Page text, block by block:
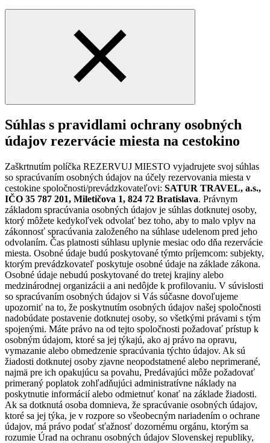
Súhlas s pravidlami ochrany osobných
údajov rezervácie miesta na cestokino
Zaškrtnutím políčka REZERVUJ MIESTO vyjadrujete svoj súhlas
so spracúvaním osobných údajov na účely rezervovania miesta v
cestokine spoločnosti/prevádzkovateľovi: SATUR TRAVEL, a.s.,
IČO 35 787 201, Miletičova 1, 824 72 Bratislava. Právnym
základom spracúvania osobných údajov je súhlas dotknutej osoby,
ktorý môžete kedykoľvek odvolať bez toho, aby to malo vplyv na
zákonnosť spracúvania založeného na súhlase udelenom pred jeho
odvolaním. Čas platnosti súhlasu uplynie mesiac odo dňa rezervácie
miesta. Osobné údaje budú poskytované týmto príjemcom: subjekty,
ktorým prevádzkovateľ poskytuje osobné údaje na základe zákona.
Osobné údaje nebudú poskytované do tretej krajiny alebo
medzinárodnej organizácii a ani nedôjde k profilovaniu. V súvislosti
so spracúvaním osobných údajov si Vás súčasne dovoľujeme
upozorniť na to, že poskytnutím osobných údajov našej spoločnosti
nadobúdate postavenie dotknutej osoby, so všetkými právami s tým
spojenými. Máte právo na od tejto spoločnosti požadovať prístup k
osobným údajom, ktoré sa jej týkajú, ako aj právo na opravu,
vymazanie alebo obmedzenie spracúvania týchto údajov. Ak sú
žiadosti dotknutej osoby zjavne neopodstatnené alebo neprimerané,
najmä pre ich opakujúcu sa povahu, Predávajúci môže požadovať
primeraný poplatok zohľadňujúci administratívne náklady na
poskytnutie informácií alebo odmietnuť konať na základe žiadosti.
Ak sa dotknutá osoba domnieva, že spracúvanie osobných údajov,
ktoré sa jej týka, je v rozpore so všeobecným nariadením o ochrane
údajov, má právo podať sťažnosť dozornému orgánu, ktorým sa
rozumie Úrad na ochranu osobných údajov Slovenskej republiky,